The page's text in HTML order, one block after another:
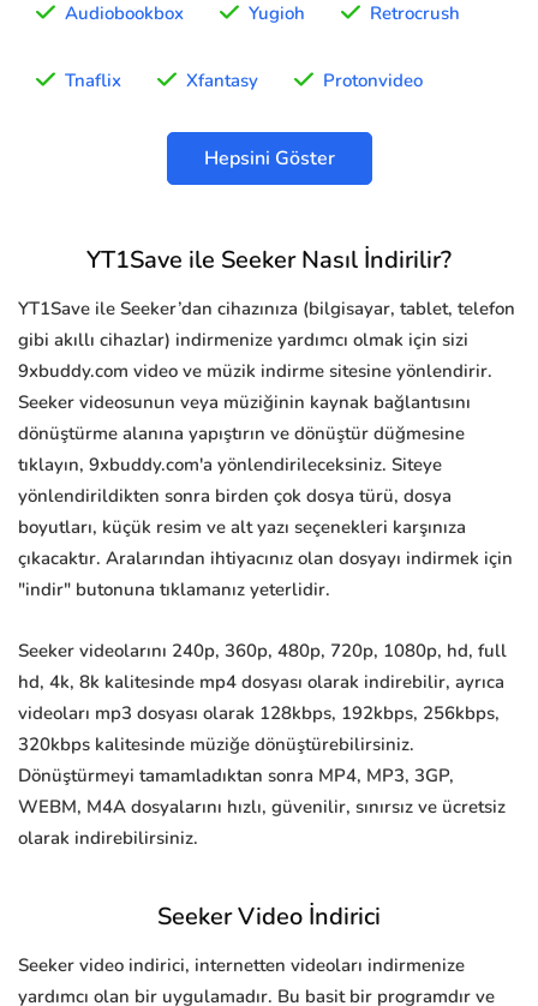
Audiobookbox Yugioh Retrocrush
Tnaflix Xfantasy Protonvideo
Hepsini Göster
YT1Save ile Seeker Nasıl İndirilir?
YT1Save ile Seeker’dan cihazınıza (bilgisayar, tablet, telefon
gibi akıllı cihazlar) indirmenize yardımcı olmak için sizi
9xbuddy.com video ve müzik indirme sitesine yönlendirir.
Seeker videosunun veya müziğinin kaynak bağlantısını
dönüştürme alanına yapıştırın ve dönüştür düğmesine
tıklayın, 9xbuddy.com'a yönlendirileceksiniz. Siteye
yönlendirildikten sonra birden çok dosya türü, dosya
boyutları, küçük resim ve alt yazı seçenekleri karşınıza
çıkacaktır. Aralarından ihtiyacınız olan dosyayı indirmek için
"indir" butonuna tıklamanız yeterlidir.
Seeker videolarını 240p, 360p, 480p, 720p, 1080p, hd, full
hd, 4k, 8k kalitesinde mp4 dosyası olarak indirebilir, ayrıca
videoları mp3 dosyası olarak 128kbps, 192kbps, 256kbps,
320kbps kalitesinde müziğe dönüştürebilirsiniz.
Dönüştürmeyi tamamladıktan sonra MP4, MP3, 3GP,
WEBM, M4A dosyalarını hızlı, güvenilir, sınırsız ve ücretsiz
olarak indirebilirsiniz.
Seeker Video İndirici
Seeker video indirici, internetten videoları indirmenize
yardımcı olan bir uygulamadır. Bu basit bir programdır ve